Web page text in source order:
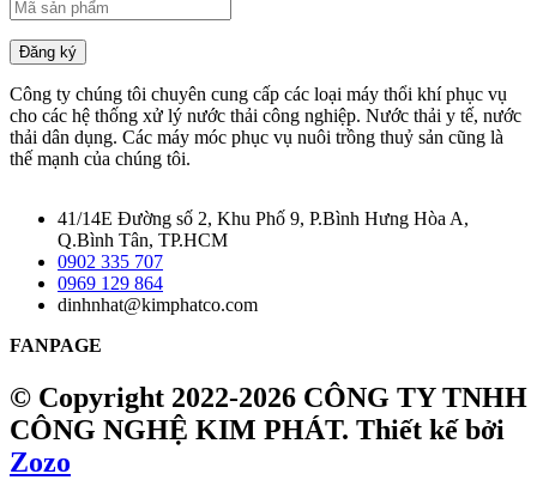
Đăng ký
Công ty chúng tôi chuyên cung cấp các loại máy thổi khí phục vụ
cho các hệ thống xử lý nước thải công nghiệp. Nước thải y tế, nước
thải dân dụng. Các máy móc phục vụ nuôi trồng thuỷ sản cũng là
thế mạnh của chúng tôi.
41/14E Đường số 2, Khu Phố 9, P.Bình Hưng Hòa A,
Q.Bình Tân, TP.HCM
0902 335 707
0969 129 864
dinhnhat@kimphatco.com
FANPAGE
© Copyright 2022-2026 CÔNG TY TNHH
CÔNG NGHỆ KIM PHÁT. Thiết kế bởi
Zozo